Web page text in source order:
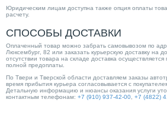
Тип вход. напряжения
Тип эжектора
Категория
Юридическим лицам доступна также опция оплаты
расчету.
СПОСОБЫ ДОСТАВКИ
Оплаченный товар можно забрать самовывозом по
Люксембург, 82 или заказать курьерскую доставку на
отсутствии товара на складе доставка
полной предоплаты.
По Твери и Тверской области доставляем заказы
время прибытия курьера согласовывается с
Детальную информацию и нюансы оказания услуги
контактным телефонам: +7 (910) 937-42-00 +7 (4822)